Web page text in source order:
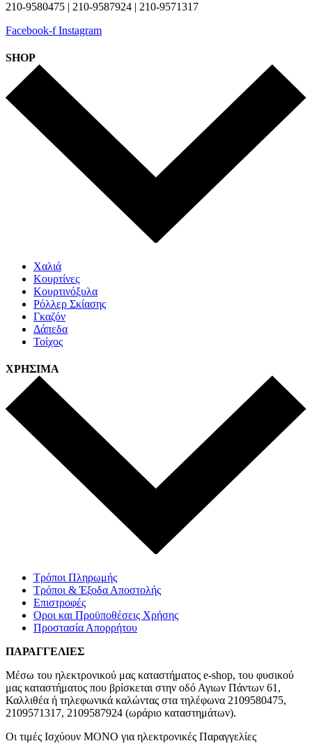
210-9580475 | 210-9587924 | 210-9571317
Facebook-f Instagram
SHOP
Χαλιά
Κουρτίνες
Κουρτινόξυλα
Ρόλλερ Σκίασης
Γκαζόν
Δάπεδα
Τοίχος
ΧΡΗΣΙΜΑ
Τρόποι Πληρωμής
Τρόποι & Έξοδα Αποστολής
Επιστροφές
Οροι και Προϋποθέσεις Χρήσης
Προστασία Απορρήτου
ΠΑΡΑΓΓΕΛΙΕΣ
Μέσω του ηλεκτρονικού μας καταστήματος e-shop, του φυσικού
μας καταστήματος που βρίσκεται στην οδό Αγιων Πάντων 61,
Καλλιθέα ή τηλεφωνικά καλώντας στα τηλέφωνα 2109580475,
2109571317, 2109587924 (ωράριο καταστημάτων).
Οι τιμές Ισχύουν ΜΟΝΟ για ηλεκτρονικές Παραγγελίες